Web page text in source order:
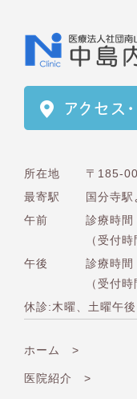
所在地
〒185-
最寄駅
国分寺
午前
診療時
（受付
午後
診療時
（受付
休診:木曜、土曜午
ホーム >
医院紹介 >